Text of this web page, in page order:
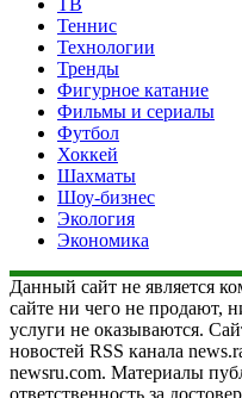
Теннис
Технологии
Тренды
Фигурное катание
Фильмы и сериалы
Футбол
Хоккей
Шахматы
Шоу-бизнес
Экология
Экономика
Данный сайт не является
сайте ни чего не продают,
услуги не оказываются.
новостей RSS канала
newsru.com. Материалы
ответственность за